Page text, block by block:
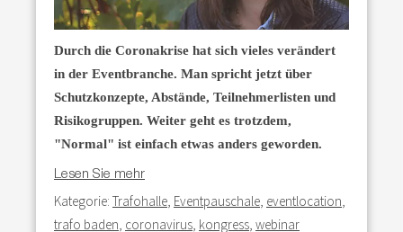
Durch die Coronakrise hat sich vieles verändert
in der Eventbranche. Man spricht jetzt über
Schutzkonzepte, Abstände, Teilnehmerlisten und
Risikogruppen. Weiter geht es trotzdem,
"Normal" ist einfach etwas anders geworden.
Lesen Sie mehr
Kategorie: Trafohalle, Eventpauschale, eventlocation,
trafo baden, coronavirus, kongress, webinar